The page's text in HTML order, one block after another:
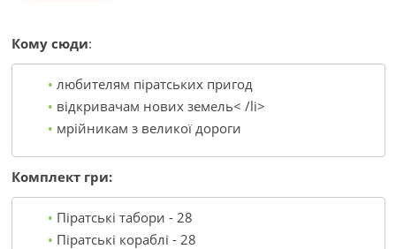
Кому сюди:
любителям піратських пригод
відкривачам нових земель< /li>
мрійникам з великої дороги
Комплект гри:
Піратські табори - 28
Піратські кораблі - 28